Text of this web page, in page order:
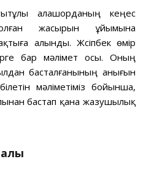
алашорданың кеңес
жасырын ұйымына
алынды. Жүсіпбек өмір
бар мəлімет осы. Оның
басталғанының анығын
мəліметіміз бойынша,
бастап қана жазушылық